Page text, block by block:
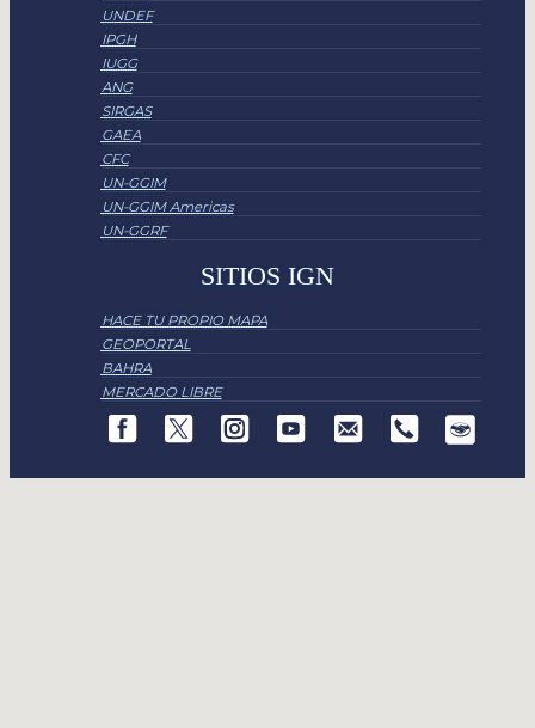
UNDEF
IPGH
IUGG
ANG
SIRGAS
GAEA
CFC
UN-GGIM
UN-GGIM Americas
UN-GGRF
SITIOS IGN
HACE TU PROPIO MAPA
GEOPORTAL
BAHRA
MERCADO LIBRE